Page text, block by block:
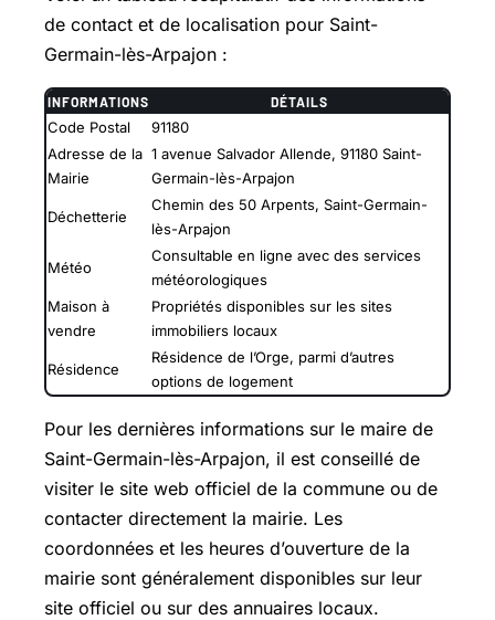
de contact et de localisation pour Saint-
Germain-lès-Arpajon :
INFORMATIONS DÉTAILS
Code Postal
91180
Adresse de la
Mairie
1 avenue Salvador Allende, 91180 Saint-
Germain-lès-Arpajon
Déchetterie
Chemin des 50 Arpents, Saint-Germain-
lès-Arpajon
Météo
Consultable en ligne avec des services
météorologiques
Maison à
vendre
Propriétés disponibles sur les sites
immobiliers locaux
Résidence
Résidence de l’Orge, parmi d’autres
options de logement
Pour les dernières informations sur le maire de
Saint-Germain-lès-Arpajon, il est conseillé de
visiter le site web officiel de la commune ou de
contacter directement la mairie. Les
coordonnées et les heures d’ouverture de la
mairie sont généralement disponibles sur leur
site officiel ou sur des annuaires locaux.